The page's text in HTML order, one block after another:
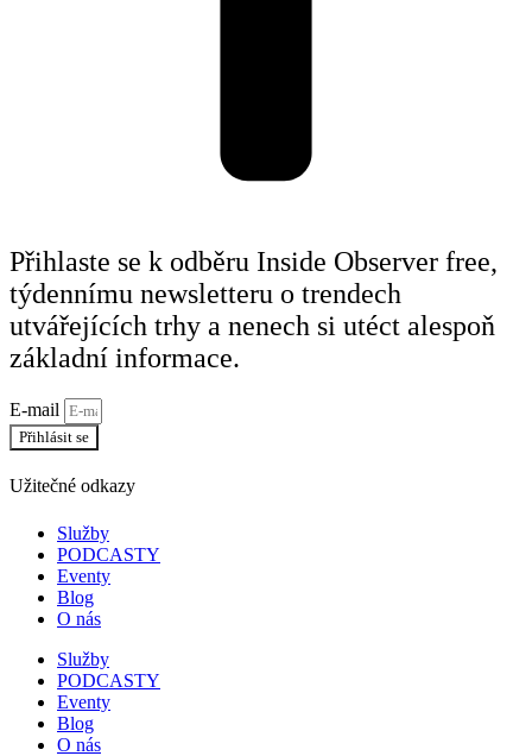
Přihlaste se k odběru Inside Observer free,
týdennímu newsletteru o trendech
utvářejících trhy a nenech si utéct alespoň
základní informace.
E-mail
Přihlásit se
Užitečné odkazy
Služby
PODCASTY
Eventy
Blog
O nás
Služby
PODCASTY
Eventy
Blog
O nás